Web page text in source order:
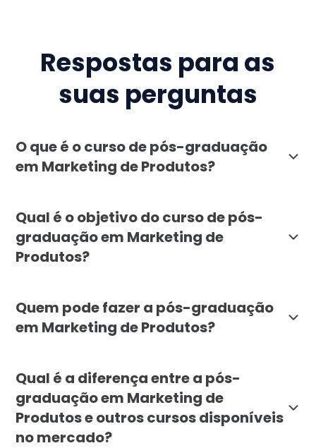
Respostas para as
suas perguntas
O que é o curso de pós-graduação
em Marketing de Produtos?
Qual é o objetivo do curso de pós-
graduação em Marketing de
Produtos?
Quem pode fazer a pós-graduação
em Marketing de Produtos?
Qual é a diferença entre a pós-
graduação em Marketing de
Produtos e outros cursos disponíveis
no mercado?